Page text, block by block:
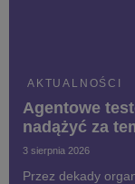
AKTUALNOŚCI
Agentowe
nadążyć za
3 sierpnia 2026
Przez dekady